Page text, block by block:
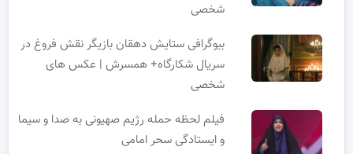
شخصی
بیوگرافی ستایش دهقان بازیگر نقش فروغ در
سریال شکارگاه+ همسرش | عکس های
شخصی
فیلم لحظه حمله رژیم صهیونی به صدا و سیما
و ایستادگی سحر امامی